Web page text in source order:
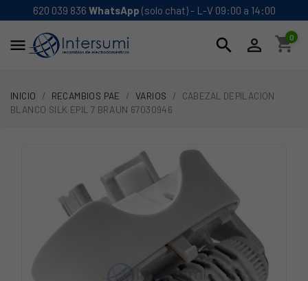
620 039 836 WhatsApp (solo chat) - L-V 09:00 a 14:00
 search  shopping_cart
0
INICIO RECAMBIOS PAE VARIOS
CABEZAL DEPILACION
BLANCO SILK EPIL 7 BRAUN 67030946